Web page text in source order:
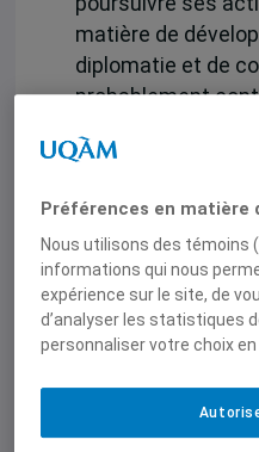
matière de
diplomatie et de
probablement
déclarations et
Les programmes
le cadre de la
soutenir la
établies tout en
l’accent sur la
». Quel
bureaucratique !
Préférences en matière
Nous utilisons des témoins
informations qui nous
expérience sur le site, de
d’analyser les statistiques
personnaliser votre choix